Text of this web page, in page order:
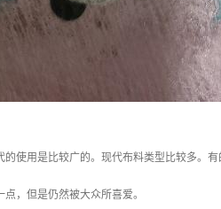
使用是比较广的。现代布料类型比较多。
，但是仍然被大众所喜爱。